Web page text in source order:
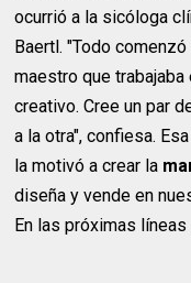
ocurrió a la sicóloga
Baertl. "Todo
maestro que
creativo. Cree un par
a la otra", confiesa.
la motivó a crear la
diseña y vende en
En las próximas